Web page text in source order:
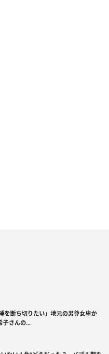
を断ち切りたい」地元の男尊女卑か
子さんの...